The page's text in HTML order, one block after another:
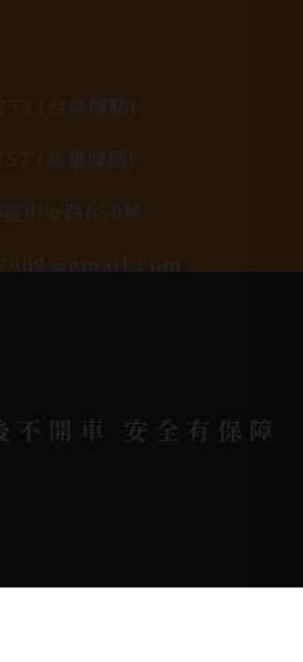
(台南據點)
(高雄據點)
中安路650號
Designed By
不開車 安全有保障